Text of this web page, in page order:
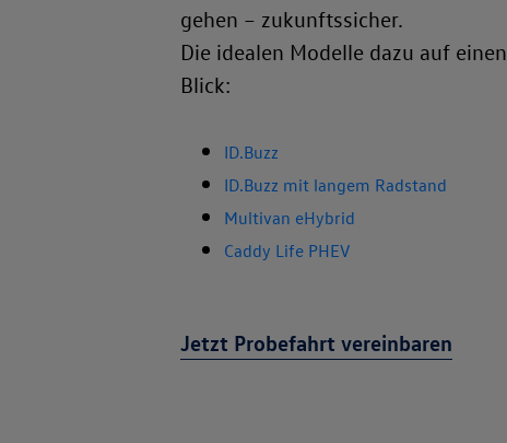
gehen – zukunftssicher.
Die idealen Modelle dazu auf einen
Blick:
ID.Buzz
ID.Buzz mit langem Radstand
Multivan eHybrid
Caddy Life PHEV
Jetzt Probefahrt vereinbaren